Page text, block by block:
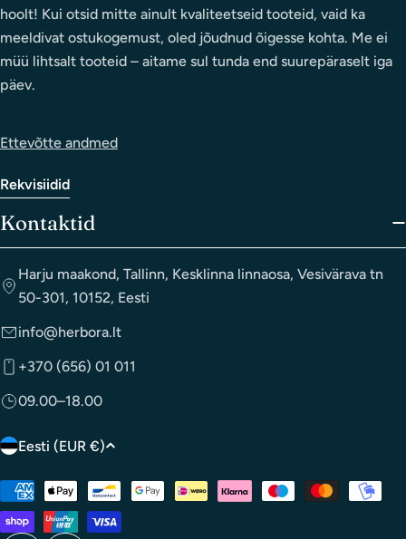
hoolt! Kui otsid mitte ainult kvaliteetseid tooteid, vaid ka
meeldivat ostukogemust, oled jõudnud õigesse kohta. Me ei
müü lihtsalt tooteid – aitame sul tunda end suurepäraselt iga
päev.
Ettevõtte andmed
Rekvisiidid
Kontaktid
Harju maakond, Tallinn, Kesklinna linnaosa, Vesivärava tn
50-301, 10152, Eesti
info@herbora.lt
+370 (656) 01 011
09.00–18.00
R
i
i
k
Eesti (EUR €)
Makseviisid